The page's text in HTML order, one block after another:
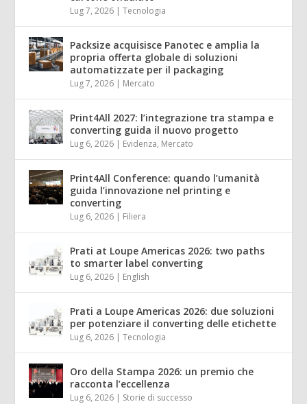
Lug 7, 2026 |Tecnologia
Packsize acquisisce Panotec e amplia la
propria offerta globale di soluzioni
automatizzate per il packaging
Lug 7, 2026 | Mercato
Print4All 2027: l’integrazione tra stampa e
converting guida il nuovo progetto
Lug 6, 2026 | Evidenza, Mercato
Print4All Conference: quando l’umanità
guida l’innovazione nel printing e
converting
Lug 6, 2026 | Filiera
Prati at Loupe Americas 2026: two paths
to smarter label converting
Lug 6, 2026 | English
Prati a Loupe Americas 2026: due soluzioni
per potenziare il converting delle etichette
Lug 6, 2026 |Tecnologia
Oro della Stampa 2026: un premio che
racconta l’eccellenza
Lug 6, 2026 | Storie di successo